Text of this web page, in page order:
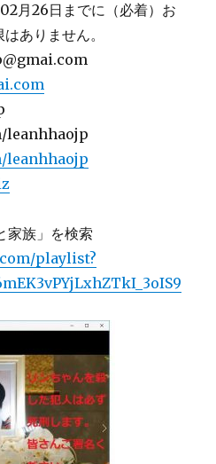
月26日までに（必着）お
ありません。
leanhhaojp
leanhhaojp
家族」を検索
playlist?